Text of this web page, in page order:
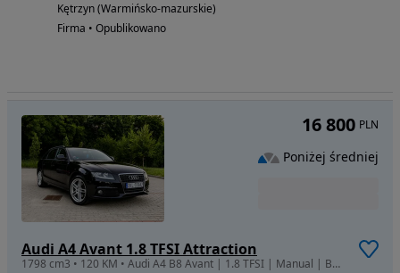
Kętrzyn (Warmińsko-mazurskie)
Firma • Opublikowano
Audi A4 Avant 1.8 TFSI Attraction
1798 cm3 • 120 KM • Audi A4 B8 Avant | 1.8 TFSI | Manual | Bardzo dobry stan
16 800 PLN
Poniżej średniej